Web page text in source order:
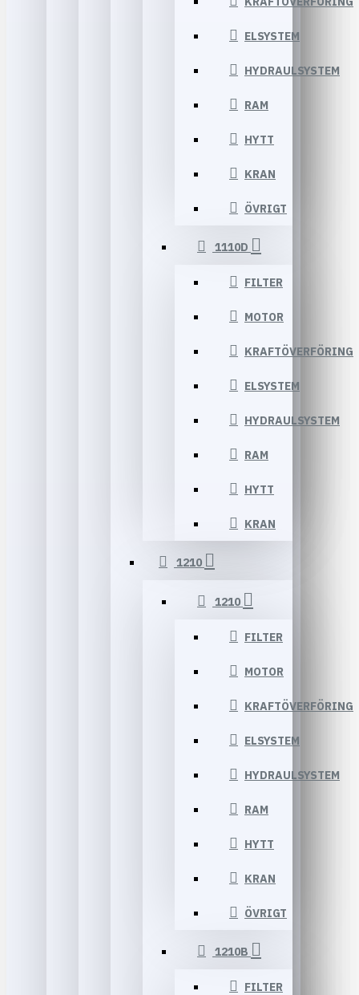
ELSYSTEM
HYDRAULSYSTEM
RAM
HYTT
KRAN
ÖVRIGT
1110D
FILTER
MOTOR
KRAFTÖVERFÖRING
ELSYSTEM
HYDRAULSYSTEM
RAM
HYTT
KRAN
1210
1210
FILTER
MOTOR
KRAFTÖVERFÖRING
ELSYSTEM
HYDRAULSYSTEM
RAM
HYTT
KRAN
ÖVRIGT
1210B
FILTER